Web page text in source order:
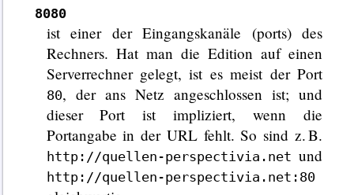
8080
ist einer der Eingangskanäle (ports) des
Rechners. Hat man die Edition auf einen
Serverrechner gelegt, ist es meist der Port
80, der ans Netz angeschlossen ist; und
dieser Port ist impliziert, wenn die
Portangabe in der URL fehlt. So sind z. B.
http://quellen-perspectivia.net und
http://quellen-perspectivia.net:80